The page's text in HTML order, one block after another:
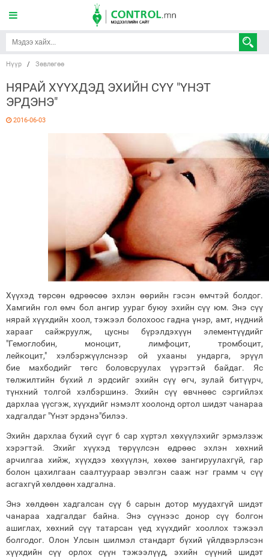
Нүүр / Зөвлөгөө
НЯРАЙ ХҮҮХДЭД ЭХИЙН СҮҮ "ҮНЭТ
ЭРДЭНЭ"
2016-06-03
Хүүхэд төрсөн өдрөөсөө эхлэн өөрийн гэсэн өмчтэй болдог.
Хамгийн гол өмч бол ангир уураг буюу эхийн сүү юм. Энэ сүү
нярай хүүхдийн хоол, тэжээл болохоос гадна үнэр, амт, нүдний
харааг сайжруулж, цусны бүрэлдэхүүн элементүүдийг
"Гемоглобин, моноцит, лимфоцит, тромбоцит,
лейкоцит," хэлбэржүүлснээр ой ухааны ундарга, эрүүл
бие махбодийг төгс боловсруулах үүрэгтэй байдаг. Яс
төлжилтийн бүхий л эрдсийг эхийн сүү өгч, зулай битүүрч,
түнхний толгой хэлбэршинэ. Эхийн сүү өвчнөөс сэргийлэх
дархлаа үүсгэж, хүүхдийг нэмэлт хоолонд ортол шидэт чанараа
хадгалдаг "Үнэт эрдэнэ"билээ.
Эхийн дархлаа бүхий сүүг 6 сар хүртэл хөхүүлэхийг эрмэлзэж
хэрэгтэй. Эхийг хүүхэд төрүүлсэн өдрөөс эхлэн хөхний
арчилгаа хийж, хүүхдээ хөхүүлэн, хөхөө зангируулахгүй, гар
болон цахилгаан саалтуураар эвэлгэн сааж нэг грамм ч сүү
асгахгүй хөлдөөн хадгална.
Энэ хөлдөөн хадгалсан сүү 6 сарын дотор муудахгүй шидэт
чанараа хадгалдаг байна. Энэ сүүнээс донор сүү болгон
ашиглах, хөхний сүү татарсан үед хүүхдийг хооллох тэжээл
болгодог. Олон Улсын шилмэл стандарт бүхий үйлдвэрлэсэн
хүүхдийн сүү орлох сүүн тэжээлүүд, эхийн сүүний шидэт